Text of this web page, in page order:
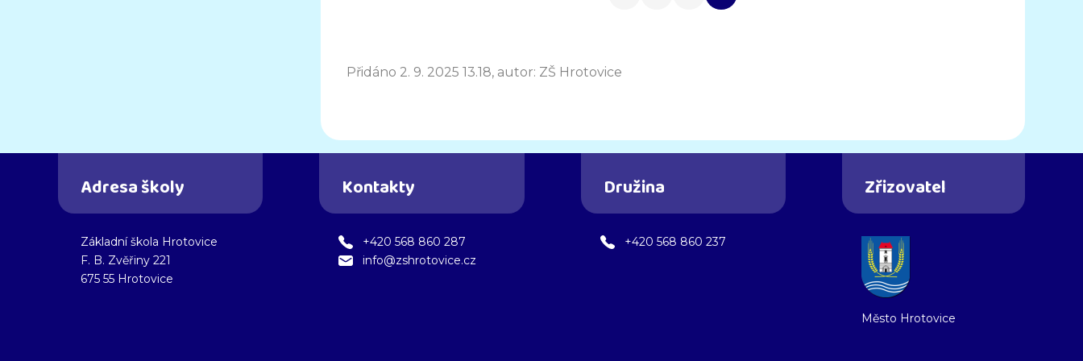
Přidáno 2. 9. 2025 13.18, autor: ZŠ Hrotovice
Adresa školy
Základní škola Hrotovice
F. B. Zvěřiny 221
675 55 Hrotovice
Kontakty
+420 568 860 287
info@zshrotovice.cz
Družina
+420 568 860 237
Zřizovatel
Město Hrotovice